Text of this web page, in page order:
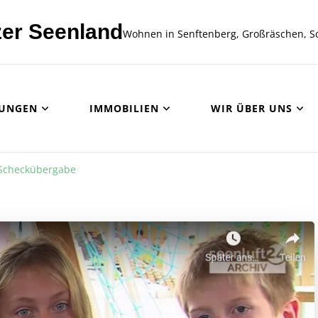
SeenlandWohnen in Senftenberg, Großräschen,
IMMOBILIEN WIR ÜBER UNS